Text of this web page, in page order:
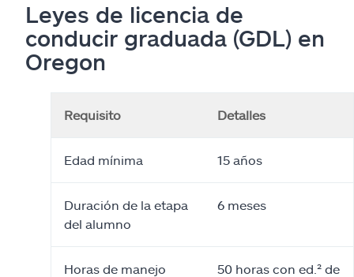
Leyes de licencia de
conducir graduada (GDL) en
Oregon
Requisito Detalles
Edad mínima 15 años
Duración de la etapa
del alumno
6 meses
Horas de manejo
50 horas con ed.² de